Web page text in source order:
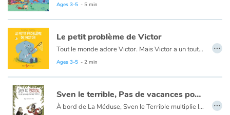
Blog
Learn french with Storyplay'r
French book lists for children
Reading for children
Parce qu'au fond, un ami, qu'est-ce que c'est ? Eh bien simplement une personne avec qui on aime passer de bons moments !
Ages 3-5 - 5 min
Le petit problème de Victor
Tout le monde adore Victor. Mais Victor a un tout petit problème. Victor est myope, tant et si bien qu’il en devient très maladroit et cause des tas de dégâts ! Les autres animaux de la savane ont beau être ses amis, ils en ont assez ! Peut-être qu’en lui offrant une paire de lunettes, l’ordre et le calme reviendraient dans leur quotidien?
Mais... est-ce que tout sera véritablement réglé une fois la myopie de Victor corrigée?
Ages 3-5 - 2 min
…
Sven le terrible, Pas de vacances pour les pirates !
À bord de La Méduse, Sven le Terrible multiplie les découvertes de trésors, l’abordage de navires ennemis et les confrontations avec Kit Malouf, son plus redoutable opposant. Mais depuis quelque temps, Sven n’est plus l’ombre de lui-même et n’a plus le coeur à l’aventure. Il a le teint pâle, les traits tirés et plus la moindre envie de jouer les pirates. Ce qui est un véritable problème lorsque l’on est l’un des pirates les plus redoutés des sept océans. Sven a besoin de vacances, de décrocher, de se ressourcer, de reprendre goût à sa vie d’aventurier. Mais il découvrira rapidement qu’il n’est pas facile, pour un pirate, de prendre des vacances. …